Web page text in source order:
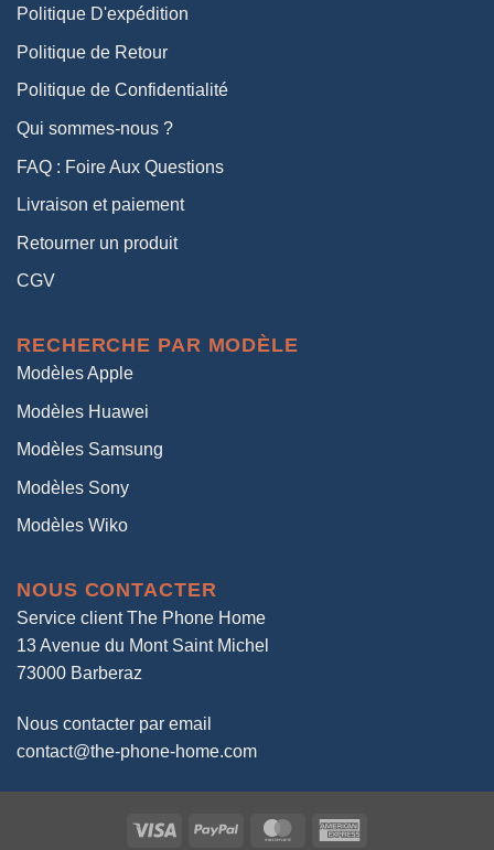
Politique D'expédition
Politique de Retour
Politique de Confidentialité
Qui sommes-nous ?
FAQ : Foire Aux Questions
Livraison et paiement
Retourner un produit
CGV
RECHERCHE PAR MODÈLE
Modèles Apple
Modèles Huawei
Modèles Samsung
Modèles Sony
Modèles Wiko
NOUS CONTACTER
Service client The Phone Home
13 Avenue du Mont Saint Michel
73000 Barberaz
Nous contacter par email
contact@the-phone-home.com
Visa PayPal MasterCard